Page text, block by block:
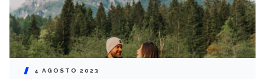
4 AGOSTO 2023